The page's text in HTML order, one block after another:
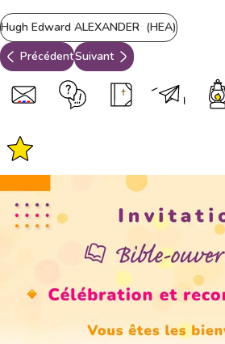
Hugh Edward ALEXANDER (HEA)
PrécédentSuivant